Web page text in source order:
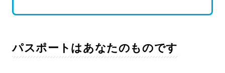
パスポートはあなたのものです